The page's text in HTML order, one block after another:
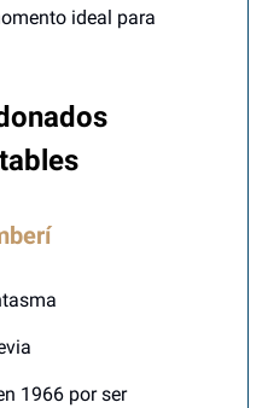
ideal para
1966 por ser